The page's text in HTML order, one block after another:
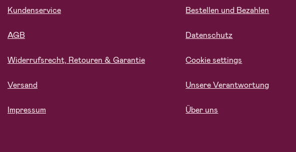
Kundenservice
AGB
Widerrufsrecht, Retouren & Garantie
Versand
Impressum
Bestellen und Bezahlen
Datenschutz
Cookie settings
Unsere Verantwortung
Über uns